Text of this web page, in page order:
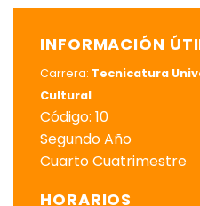
INFORMACIÓN
Carrera: Tecnicatura
Cultural
Código: 10
Segundo Año
Cuarto Cuatrimestre
HORARIOS